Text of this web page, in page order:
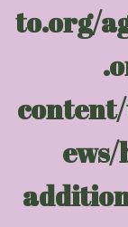
to.org/